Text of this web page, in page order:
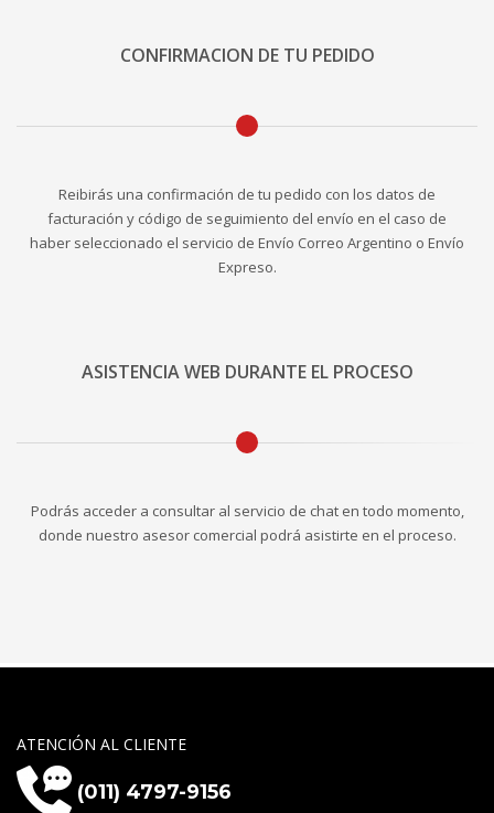
CONFIRMACION DE TU PEDIDO
Reibirás una confirmación de tu pedido con los datos de
facturación y código de seguimiento del envío en el caso de
haber seleccionado el servicio de Envío Correo Argentino o Envío
Expreso.
ASISTENCIA WEB DURANTE EL PROCESO
Podrás acceder a consultar al servicio de chat en todo momento,
donde nuestro asesor comercial podrá asistirte en el proceso.
ATENCIÓN AL CLIENTE
(011) 4797-9156